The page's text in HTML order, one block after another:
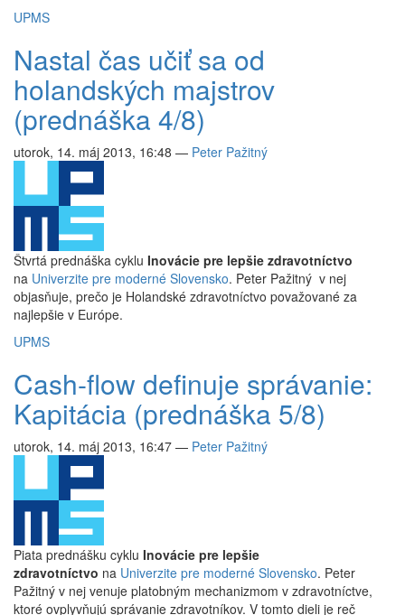
UPMS
Nastal čas učiť sa od
holandských majstrov
(prednáška 4/8)
utorok, 14. máj 2013, 16:48 — Peter Pažitný
Štvrtá prednáška cyklu Inovácie pre lepšie zdravotníctvo
na Univerzite pre moderné Slovensko. Peter Pažitný v nej
objasňuje, prečo je Holandské zdravotníctvo považované za
najlepšie v Európe.
UPMS
Cash-flow definuje správanie:
Kapitácia (prednáška 5/8)
utorok, 14. máj 2013, 16:47 — Peter Pažitný
Piata prednášku cyklu Inovácie pre lepšie
zdravotníctvo na Univerzite pre moderné Slovensko. Peter
Pažitný v nej venuje platobným mechanizmom v zdravotníctve,
ktoré ovplyvňujú správanie zdravotníkov. V tomto dieli je reč